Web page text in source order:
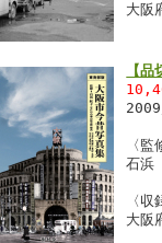
大阪
【
〈監
石浜
〈
大阪